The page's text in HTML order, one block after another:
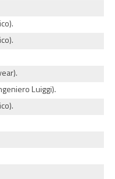
Luiggi).